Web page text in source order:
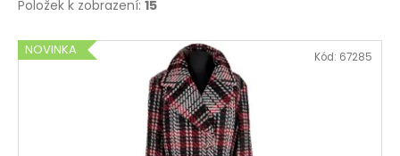
Položek k zobrazení: 15
V
NOVINKA Kód: 67285